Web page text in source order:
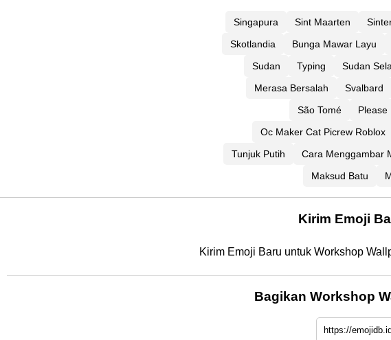
Singapura Sint Maarten
Skotlandia
Bunga Mawar Layu
Sudan
Typing Sudan
Merasa Bersalah
Svalbard
São Tomé
Please
Oc Maker Cat Picrew Roblox
Tunjuk Putih
Cara Menggambar
Maksud Batu
Kirim Emoji
Kirim Emoji Baru untuk Workshop
Bagikan Workshop